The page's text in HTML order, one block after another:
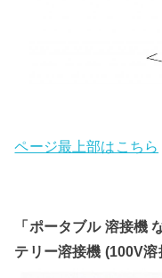
ページ最上部はこちら
「ポータブル 溶接機
テリー溶接機 (100V